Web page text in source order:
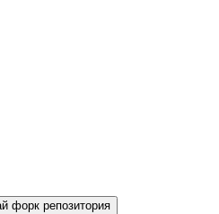
форк репозитория